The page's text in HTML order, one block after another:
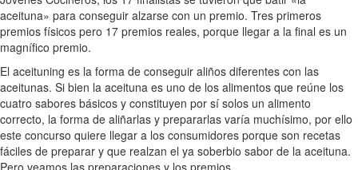
aceituna» para conseguir alzarse con un premio. Tres primeros
premios físicos pero 17 premios reales, porque llegar a la final es un
magnífico premio.
El aceituning es la forma de conseguir aliños diferentes con las
aceitunas. Si bien la aceituna es uno de los alimentos que reúne los
cuatro sabores básicos y constituyen por sí solos un alimento
correcto, la forma de aliñarlas y prepararlas varía muchísimo, por ello
este concurso quiere llegar a los consumidores porque son recetas
fáciles de preparar y que realzan el ya soberbio sabor de la aceituna.
Pero veamos las preparaciones y los premios.